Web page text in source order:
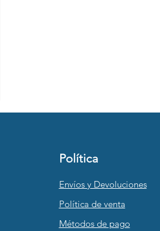
Política
Envíos y Devoluciones
Política de venta
Métodos de pago